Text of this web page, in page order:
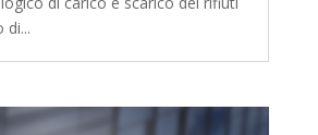
di...